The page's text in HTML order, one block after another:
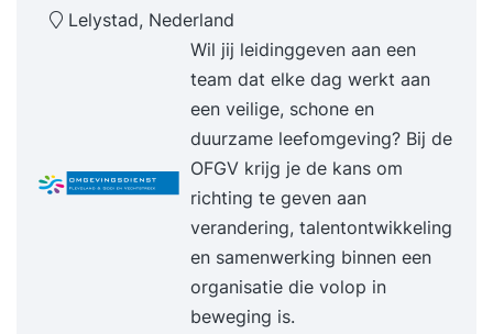
naaste relaties en vrije tijd spelen daarbij een rol.
Zo bereid je keuzes voor die passen bij de hele
pensioen dichterbij komt, spelen vaak meerdere
vragen tegelijk. Wanneer kan ik met pensioen?
Wanneer wil ik met pensioen? Wat wil ik daarna
met mijn tijd? En hoe wil ik werken tot die tijd? In
dit 1-op-1 traject onderzoek je die vragen in
samenhang. Je kijkt naar werk, geld en leven
voor én na je pensioen. Samen onderzoek je
welke route naar pensioen bij je situatie past.
Lelystad, Nederland
Wil jij leidinggeven aan een
team dat elke dag werkt aan
een veilige, schone en
duurzame leefomgeving? Bij de
OFGV krijg je de kans om
richting te geven aan
verandering, talentontwikkeling
en samenwerking binnen een
organisatie die volop in
beweging is.